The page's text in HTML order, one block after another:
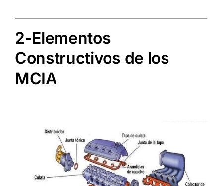
2-Elementos
Constructivos de los
MCIA